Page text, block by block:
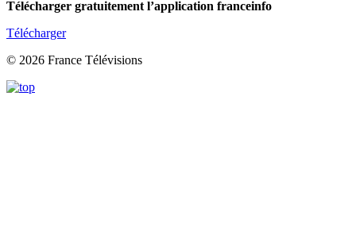
Télécharger gratuitement l’application franceinfo
Télécharger
© 2026 France Télévisions